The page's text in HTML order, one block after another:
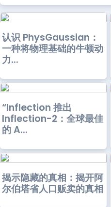
认识 PhysGaussian：
一种将物理基础的牛顿动
力...
“Inflection 推出
Inflection-2：全球最佳
的 A...
揭示隐藏的真相：揭开阿
尔伯塔省人口贩卖的真相